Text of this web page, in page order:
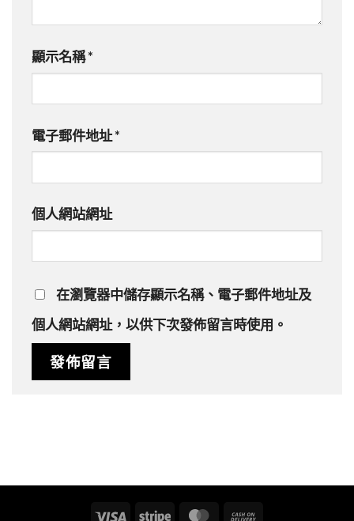
顯示名稱*
電子郵件地址*
個人網站網址
在瀏覽器中儲存顯示名稱、電子郵件地址及
個人網站網址，以供下次發佈留言時使用。